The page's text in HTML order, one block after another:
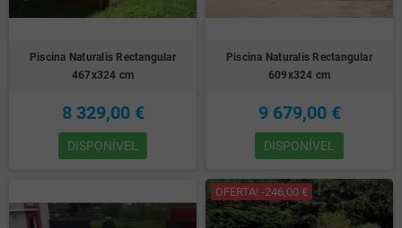
Piscina Naturalis Rectangular
467x324 cm
8 329,00 €
DISPONÍVEL
Piscina Naturalis Rectangular
609x324 cm
9 679,00 €
DISPONÍVEL
OFERTA! -246,00 €